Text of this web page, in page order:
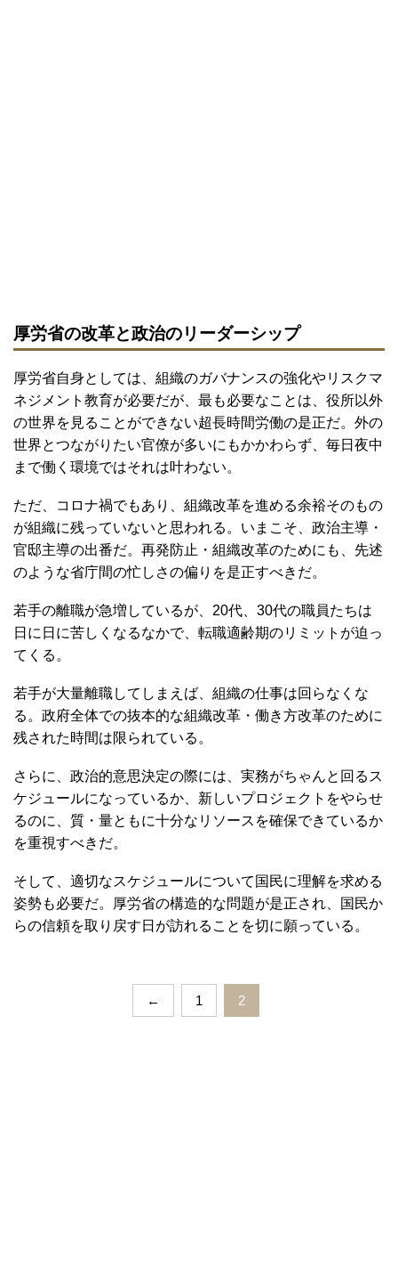
厚労省の改革と政治のリーダーシップ
厚労省自身としては、組織のガバナンスの強化やリスクマ
ネジメント教育が必要だが、最も必要なことは、役所以外
の世界を見ることができない超長時間労働の是正だ。外の
世界とつながりたい官僚が多いにもかかわらず、毎日夜中
まで働く環境ではそれは叶わない。
ただ、コロナ禍でもあり、組織改革を進める余裕そのもの
が組織に残っていないと思われる。いまこそ、政治主導・
官邸主導の出番だ。再発防止・組織改革のためにも、先述
のような省庁間の忙しさの偏りを是正すべきだ。
若手の離職が急増しているが、20代、30代の職員たちは
日に日に苦しくなるなかで、転職適齢期のリミットが迫っ
てくる。
若手が大量離職してしまえば、組織の仕事は回らなくな
る。政府全体での抜本的な組織改革・働き方改革のために
残された時間は限られている。
さらに、政治的意思決定の際には、実務がちゃんと回るス
ケジュールになっているか、新しいプロジェクトをやらせ
るのに、質・量ともに十分なリソースを確保できているか
を重視すべきだ。
そして、適切なスケジュールについて国民に理解を求める
姿勢も必要だ。厚労省の構造的な問題が是正され、国民か
らの信頼を取り戻す日が訪れることを切に願っている。
← 1 2